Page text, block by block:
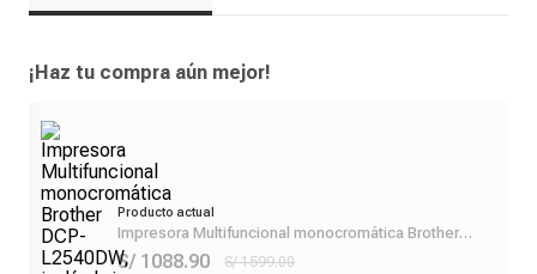
¡Haz tu compra aún mejor!
Producto actual
Impresora Multifuncional monocromática Brother
DCP- L2540DW, inalámbrica, conexión wifi, negro
S/ 1088.90 S/ 1599.00